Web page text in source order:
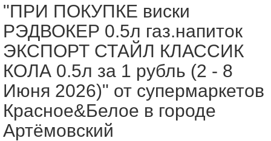
"ПРИ ПОКУПКЕ виски
РЭДВОКЕР 0.5л газ.напиток
ЭКСПОРТ СТАЙЛ КЛАССИК
КОЛА 0.5л за 1 рубль (2 - 8
Июня 2026)" от супермаркетов
Красное&Белое в городе
Артёмовский